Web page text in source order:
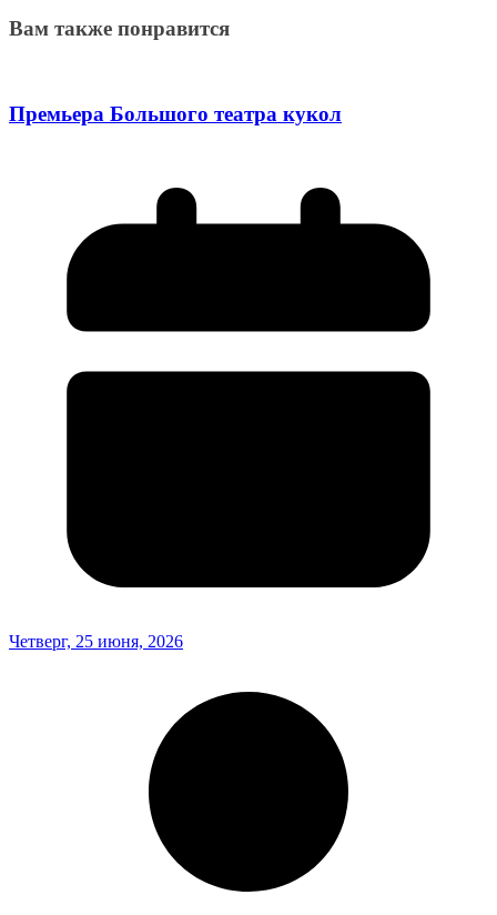
Вам также понравится
Премьера Большого театра кукол
Четверг, 25 июня, 2026